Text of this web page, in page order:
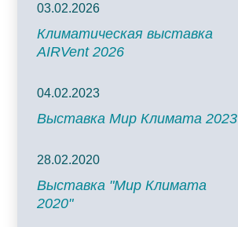
03.02.2026
Климатическая выставка
AIRVent 2026
04.02.2023
Выставка Мир Климата 2023
28.02.2020
Выставка "Мир Климата
2020"